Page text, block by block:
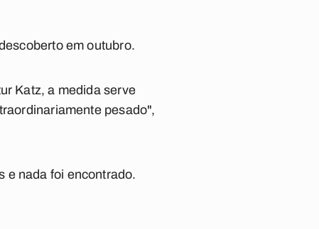
em outubro.
Katz, a medida serve
pesado",
e nada foi encontrado.